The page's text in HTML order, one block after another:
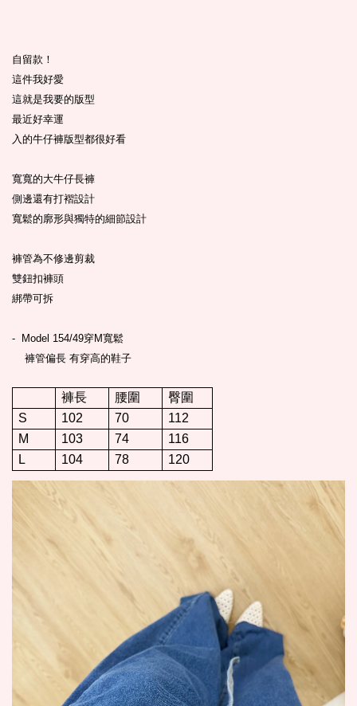
自留款！
這件我好愛
這就是我要的版型
最近好幸運
入的牛仔褲版型都很好看
寬寬的大牛仔長褲
側邊還有打褶設計
寬鬆的廓形與獨特的細節設計
褲管為不修邊剪裁
雙鈕扣褲頭
綁帶可拆
- Model 154/49穿M寬鬆
褲管偏長 有穿高的鞋子
褲長 腰圍
臀圍
S
102 70
112
M
103 74
116
L
104 78 120